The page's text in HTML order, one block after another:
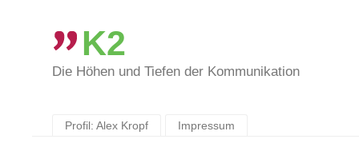
K2
Die Höhen und Tiefen der Kommunikation
Profil: Alex Kropf
Impressum